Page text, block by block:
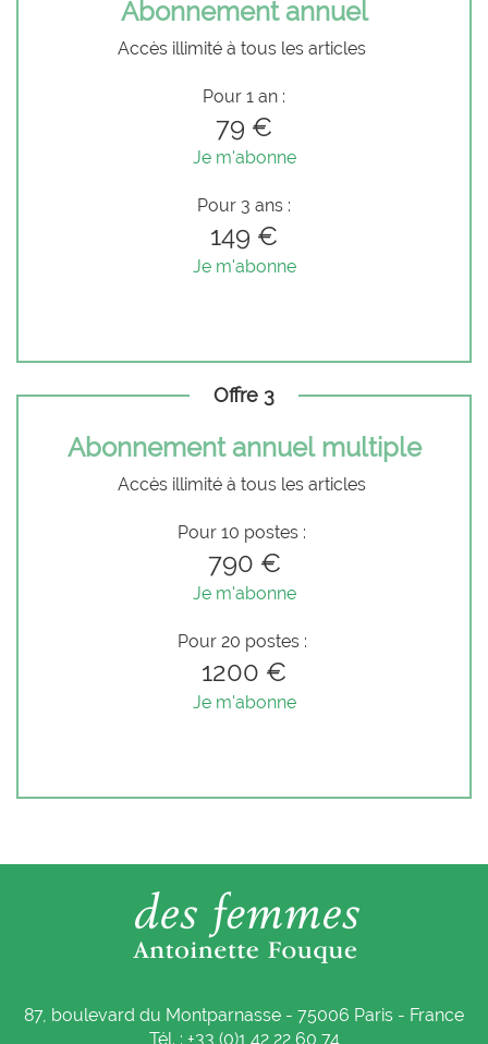
Abonnement annuel
Accès illimité à tous les articles
Pour 1 an :
79 €
Je m'abonne
Pour 3 ans :
149 €
Je m'abonne
Offre 3
Abonnement annuel multiple
Accès illimité à tous les articles
Pour 10 postes :
790 €
Je m'abonne
Pour 20 postes :
1200 €
Je m'abonne
87, boulevard du Montparnasse - 75006 Paris - France
Tél. : +33 (0)1 42 22 60 74